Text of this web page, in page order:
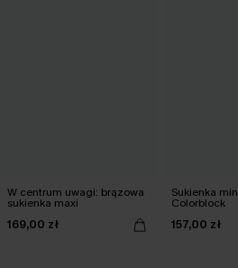
W centrum uwagi: brązowa
sukienka maxi
169,00 zł
Sukienka
Colorblock
157,00 zł